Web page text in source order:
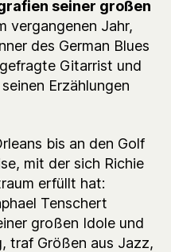
seiner großen
vergangenen Jahr,
des German Blues
Gitarrist und
Erzählungen
bis an den Golf
mit der sich Richie
erfüllt hat:
Tenschert
großen Idole und
traf Größen aus Jazz,